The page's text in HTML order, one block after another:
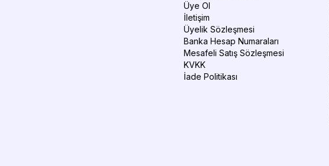
Üye Ol
İletişim
Üyelik Sözleşmesi
Banka Hesap Numaraları
Mesafeli Satış Sözleşmesi
KVKK
İade Politikası